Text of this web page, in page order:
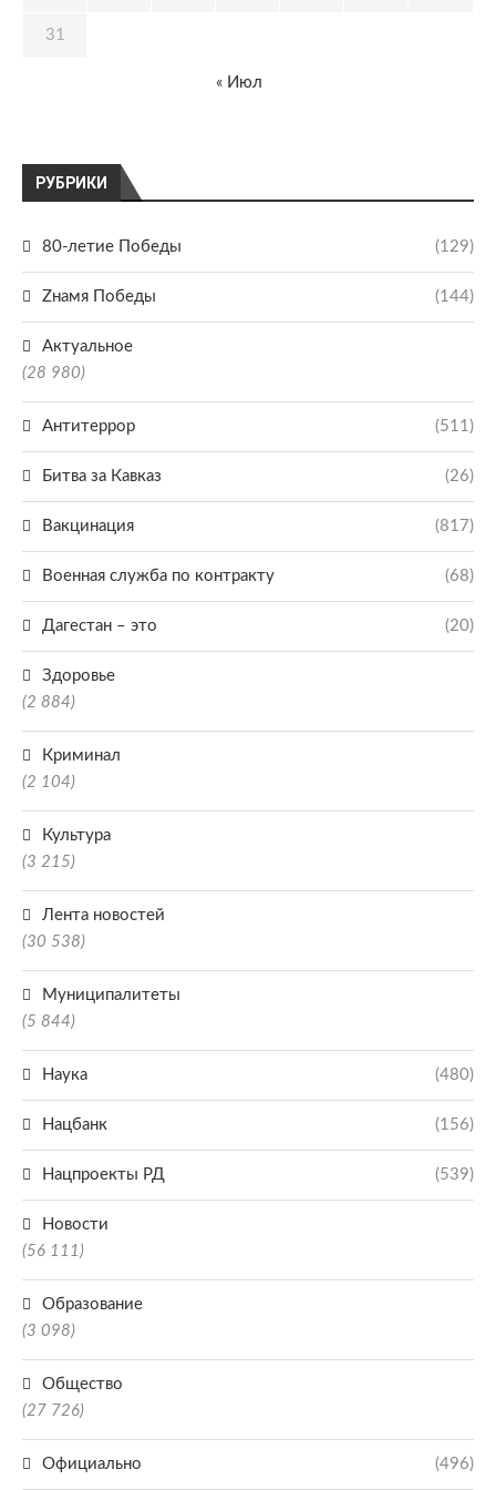
РУБРИКИ
80-летие Победы (129)
Zнамя Победы (144)
Актуальное
(28 980)
Антитеррор (511)
Битва за Кавказ (26)
Вакцинация (817)
Военная служба по контракту (68)
Дагестан – это (20)
Здоровье
(2 884)
Криминал
(2 104)
Культура
(3 215)
Лента новостей
(30 538)
Муниципалитеты
(5 844)
Наука (480)
Нацбанк (156)
Нацпроекты РД (539)
Новости
(56 111)
Образование
(3 098)
Общество
(27 726)
Официально (496)
31
« Июл